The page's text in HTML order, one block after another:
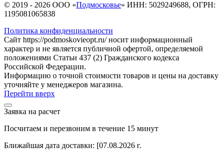
© 2019 - 2026 ООО «Подмосковье» ИНН: 5029249688, ОГРН:
1195081065838
Политика конфиденциальности
Сайт https://podmoskovieopt.ru/ носит информационный
характер и не является публичной офертой, определяемой
положениями Статьи 437 (2) Гражданского кодекса
Российской Федерации.
Информацию о точной стоимости товаров и цены на доставку
уточняйте у менеджеров магазина.
Перейти вверх
Заявка на расчет
Посчитаем и перезвоним в течение 15 минут
Ближайшая дата доставки: [07.08.2026 г.